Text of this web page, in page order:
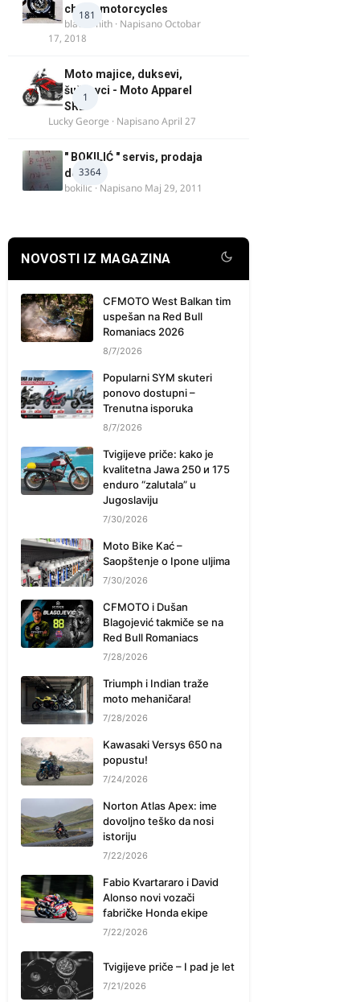
181
chock motorcycles
blacksmith · NapisanoOctobar
17, 2018
1
Moto majice, duksevi,
šuškavci - Moto Apparel
SRB
Lucky George · NapisanoApril 27
3364
" BOKILIĆ " servis, prodaja
delova
bokilic · Napisano Maj 29, 2011
NOVOSTI IZ MAGAZINA
CFMOTO West Balkan tim
uspešan na Red Bull
Romaniacs 2026
8/7/2026
Popularni SYM skuteri
ponovo dostupni –
Trenutna isporuka
8/7/2026
Tvigijeve priče: kako je
kvalitetna Jawa 250 и 175
enduro “zalutala” u
Jugoslaviju
7/30/2026
Moto Bike Kać –
Saopštenje o Ipone uljima
7/30/2026
CFMOTO i Dušan
Blagojević takmiče se na
Red Bull Romaniacs
7/28/2026
Triumph i Indian traže
moto mehaničara!
7/28/2026
Kawasaki Versys 650 na
popustu!
7/24/2026
Norton Atlas Apex: ime
dovoljno teško da nosi
istoriju
7/22/2026
Fabio Kvartararo i David
Alonso novi vozači
fabričke Honda ekipe
7/22/2026
Tvigijeve priče – I pad je let
7/21/2026